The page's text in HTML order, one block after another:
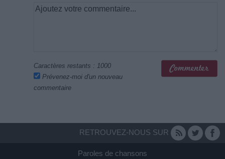
Caractères restants : 1000
Prévenez-moi d'un nouveau
commentaire
RETROUVEZ-NOUS SUR
Paroles de chansons